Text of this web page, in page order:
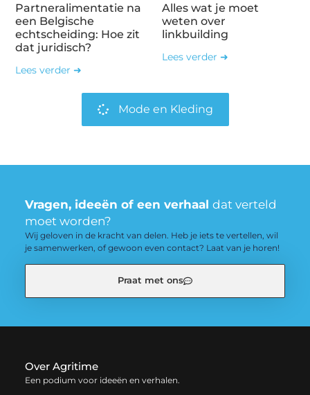
Partneralimentatie na
een Belgische
echtscheiding: Hoe zit
dat juridisch?
Lees verder ➜
Alles wat je moet
weten over
linkbuilding
Lees verder ➜
Mode en Kleding
Vragen, ideeën of een verhaal dat verteld
moet worden?
Wij geloven in de kracht van delen. Heb je iets te vertellen, wil
je samenwerken, of gewoon even contact? Laat van je horen!
Praat met ons
Over Agritime
Een podium voor ideeën en verhalen.